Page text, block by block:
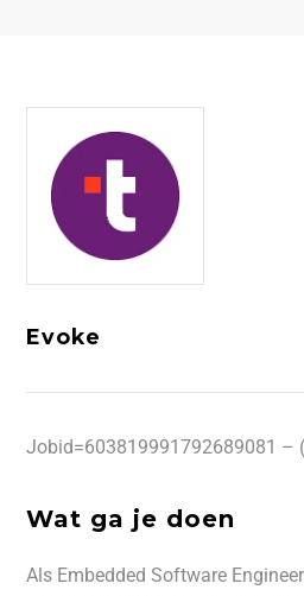
Evoke
Jobid=603819991792689081 –
Wat ga je doen
Als Embedded Software